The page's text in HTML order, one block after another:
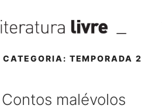
CATEGORIA: TEMPORADA 2
Contos malévolos